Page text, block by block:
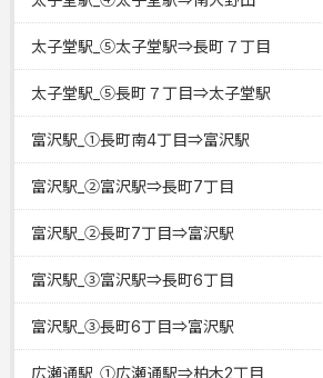
太子堂駅_⑤太子堂駅⇒長町７丁目
太子堂駅_⑤長町７丁目⇒太子堂駅
富沢駅_①長町南4丁目⇒富沢駅
富沢駅_②富沢駅⇒長町7丁目
富沢駅_②長町7丁目⇒富沢駅
富沢駅_③富沢駅⇒長町6丁目
富沢駅_③長町6丁目⇒富沢駅
広瀬通駅_①広瀬通駅⇒柏木2丁目